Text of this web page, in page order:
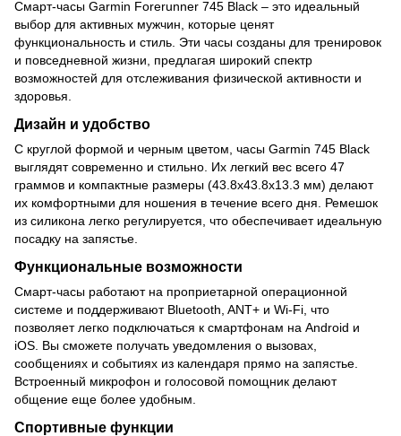
Смарт-часы Garmin Forerunner 745 Black – это идеальный
выбор для активных мужчин, которые ценят
функциональность и стиль. Эти часы созданы для тренировок
и повседневной жизни, предлагая широкий спектр
возможностей для отслеживания физической активности и
здоровья.
Дизайн и удобство
С круглой формой и черным цветом, часы Garmin 745 Black
выглядят современно и стильно. Их легкий вес всего 47
граммов и компактные размеры (43.8x43.8x13.3 мм) делают
их комфортными для ношения в течение всего дня. Ремешок
из силикона легко регулируется, что обеспечивает идеальную
посадку на запястье.
Функциональные возможности
Смарт-часы работают на проприетарной операционной
системе и поддерживают Bluetooth, ANT+ и Wi-Fi, что
позволяет легко подключаться к смартфонам на Android и
iOS. Вы сможете получать уведомления о вызовах,
сообщениях и событиях из календаря прямо на запястье.
Встроенный микрофон и голосовой помощник делают
общение еще более удобным.
Спортивные функции